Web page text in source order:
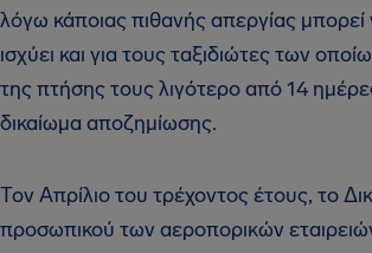
λόγω κάποιας πιθανής απεργίας
ισχύει και για τους ταξιδιώτες των
της πτήσης τους λιγότερο από 14
δικαίωμα αποζημίωσης.
Τον Απρίλιο του τρέχοντος έτους, το
προσωπικού των αεροπορικών